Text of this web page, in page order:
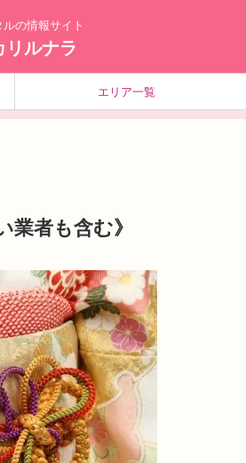
の情報サイト
リルナラ
エリア一覧
業者も含む》